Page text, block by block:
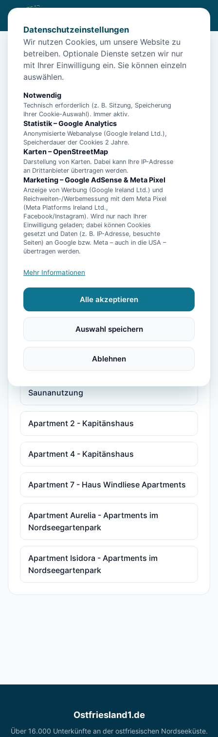
Diese Unterkunft ist aktuell nicht
buchbar
Unterkünfte in der Nähe
1-Zimmer Apartment in Strandnähe mit
Balkon und inkl. Schwimmbad- &
Saunanutzung
1-Zimmer Apartment nah der Nordsee mit
Balkon inkl. Schwimmbad- &
Saunanutzung
Balkon inkl. Schwimmbad- &
1-Zimmer Apartment nahe Nordsee mit
Terrasse inkl. Schwimmbad- &
1-Zimmer-Apartment, strandnah, mit
Saunanutzung
Apartment 2 - Kapitänshaus
Apartment 4 - Kapitänshaus
Apartment 7 - Haus Windliese Apartments
Apartment Aurelia - Apartments im
Nordseegartenpark
Apartment Isidora - Apartments im
Nordseegartenpark
Ostfriesland1.de
Über 16.000 Unterkünfte an der ostfriesischen Nordseeküste.
Datenschutzeinstellungen
Wir nutzen Cookies, um unsere Website zu
betreiben. Optionale Dienste setzen wir nur
mit Ihrer Einwilligung ein. Sie können einzeln
auswählen.
Notwendig
Technisch erforderlich (z. B. Sitzung, Speicherung
Ihrer Cookie-Auswahl). Immer aktiv.
Statistik – Google Analytics
Anonymisierte Webanalyse (Google Ireland Ltd.),
Speicherdauer der Cookies 2 Jahre.
Karten – OpenStreetMap
Darstellung von Karten. Dabei kann Ihre IP-Adresse
an Drittanbieter übertragen werden.
Marketing – Google AdSense & Meta Pixel
Anzeige von Werbung (Google Ireland Ltd.) und
Reichweiten-/Werbemessung mit dem Meta Pixel
(Meta Platforms Ireland Ltd.,
Facebook/Instagram). Wird nur nach Ihrer
Einwilligung geladen; dabei können Cookies
gesetzt und Daten (z. B. IP-Adresse, besuchte
Seiten) an Google bzw. Meta – auch in die USA –
übertragen werden.
Mehr Informationen
Alle akzeptieren
Auswahl speichern
Ablehnen